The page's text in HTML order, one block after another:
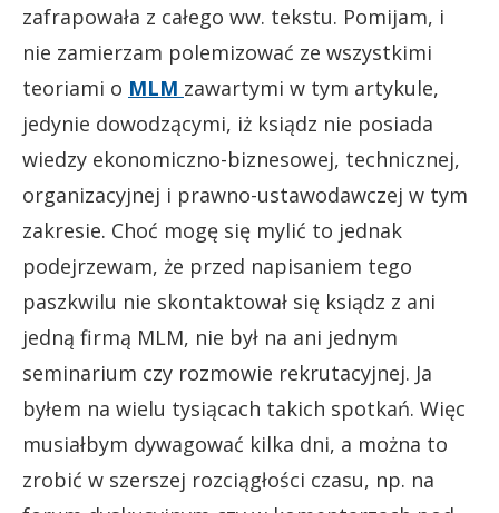
zafrapowała z całego ww. tekstu. Pomijam, i
nie zamierzam polemizować ze wszystkimi
teoriami o MLM zawartymi w tym artykule,
jedynie dowodzącymi, iż ksiądz nie posiada
wiedzy ekonomiczno-biznesowej, technicznej,
organizacyjnej i prawno-ustawodawczej w tym
zakresie. Choć mogę się mylić to jednak
podejrzewam, że przed napisaniem tego
paszkwilu nie skontaktował się ksiądz z ani
jedną firmą MLM, nie był na ani jednym
seminarium czy rozmowie rekrutacyjnej. Ja
byłem na wielu tysiącach takich spotkań. Więc
musiałbym dywagować kilka dni, a można to
zrobić w szerszej rozciągłości czasu, np. na